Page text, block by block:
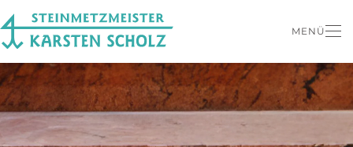
Zum Hauptinhalt springen
MENÜ